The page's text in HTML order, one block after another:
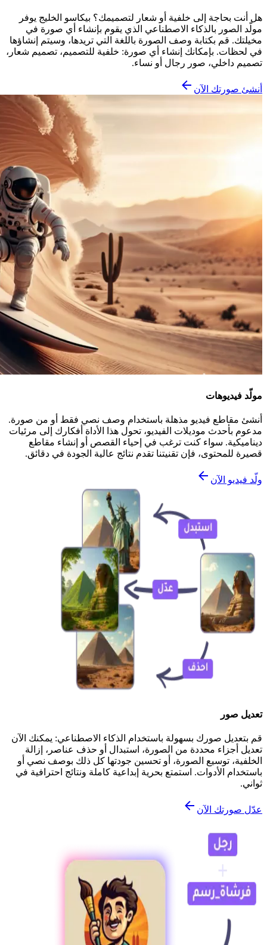
هل أنت بحاجة إلى خلفية أو شعار لتصميمك؟ بيكاسو الخليج يوفر
مولّد الصور بالذكاء الاصطناعي الذي يقوم بإنشاء أي صورة في
مخيلتك. قم بكتابة وصف الصورة باللغة التي تريدها، وسيتم إنشاؤها
في لحظات. بإمكانك إنشاء أي صورة: خلفية للتصميم، تصميم شعار،
تصميم داخلي، صور رجال أو نساء.
أنشئ صورتك الآن
مولّد فيديوهات
أنشئ مقاطع فيديو مذهلة باستخدام وصف نصي فقط أو من صورة.
مدعوم بأحدث موديلات الفيديو، تحول هذا الأداة أفكارك إلى مرئيات
ديناميكية. سواء كنت ترغب في إحياء القصص أو إنشاء مقاطع
قصيرة للمحتوى، فإن تقنيتنا تقدم نتائج عالية الجودة في دقائق.
ولّد فيديو الآن
تعديل صور
قم بتعديل صورك بسهولة باستخدام الذكاء الاصطناعي: يمكنك الآن
تعديل أجزاء محددة من الصورة، استبدال أو حذف عناصر، إزالة
الخلفية، توسيع الصورة، أو تحسين جودتها كل ذلك بوصف نصي أو
باستخدام الأدوات. استمتع بحرية إبداعية كاملة ونتائج احترافية في
ثواني.
عدّل صورتك الآن